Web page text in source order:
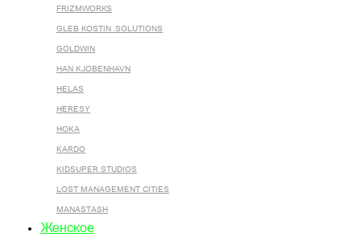
FRIZMWORKS
GLEB KOSTIN .SOLUTIONS
GOLDWIN
HAN KJOBENHAVN
HELAS
HERESY
HOKA
KARDO
KIDSUPER STUDIOS
LOST MANAGEMENT CITIES
MANASTASH
Женское